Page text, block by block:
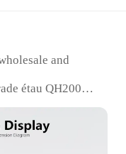
and
étau QH200
duty lifting and